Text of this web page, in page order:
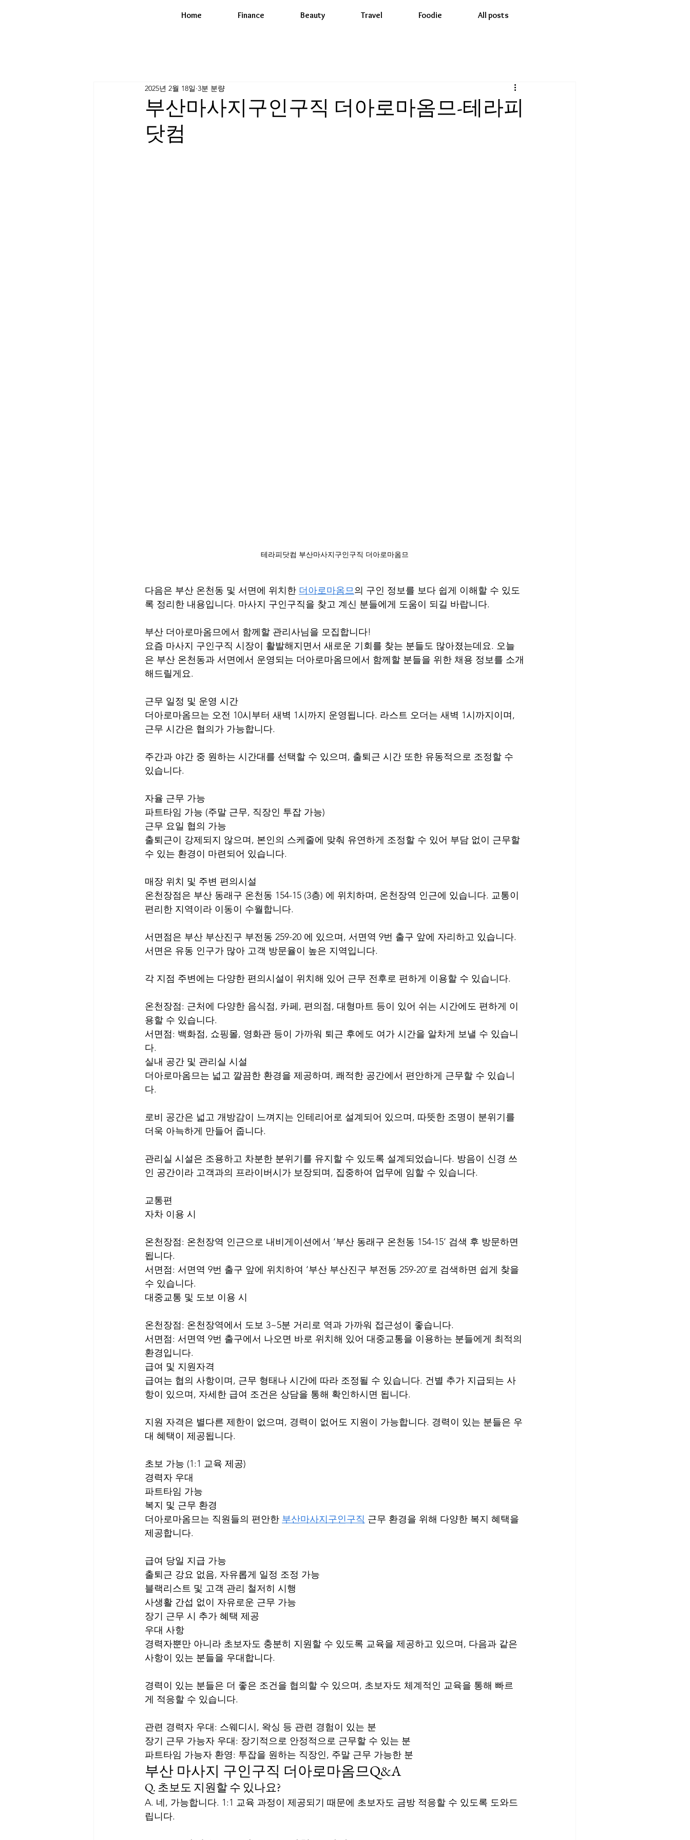
Home Finance Beauty Travel Foodie All posts
부산마사지구인구직 더아로마옴므-테라피
닷컴
2025년 2월 18일 3분 분량
테라피닷컴 부산마사지구인구직 더아로마옴므
다음은 부산 온천동 및 서면에 위치한 더아로마옴므의 구인 정보를 보다 쉽게 이해할 수 있도
록 정리한 내용입니다. 마사지 구인구직을 찾고 계신 분들에게 도움이 되길 바랍니다.
부산 더아로마옴므에서 함께할 관리사님을 모집합니다!
요즘 마사지 구인구직 시장이 활발해지면서 새로운 기회를 찾는 분들도 많아졌는데요. 오늘
은 부산 온천동과 서면에서 운영되는 더아로마옴므에서 함께할 분들을 위한 채용 정보를 소개
해드릴게요.
근무 일정 및 운영 시간
더아로마옴므는 오전 10시부터 새벽 1시까지 운영됩니다. 라스트 오더는 새벽 1시까지이며,
근무 시간은 협의가 가능합니다.
주간과 야간 중 원하는 시간대를 선택할 수 있으며, 출퇴근 시간 또한 유동적으로 조정할 수
있습니다.
자율 근무 가능
파트타임 가능 (주말 근무, 직장인 투잡 가능)
근무 요일 협의 가능
출퇴근이 강제되지 않으며, 본인의 스케줄에 맞춰 유연하게 조정할 수 있어 부담 없이 근무할
수 있는 환경이 마련되어 있습니다.
매장 위치 및 주변 편의시설
온천장점은 부산 동래구 온천동 154-15 (3층) 에 위치하며, 온천장역 인근에 있습니다. 교통이
편리한 지역이라 이동이 수월합니다.
서면점은 부산 부산진구 부전동 259-20 에 있으며, 서면역 9번 출구 앞에 자리하고 있습니다.
서면은 유동 인구가 많아 고객 방문율이 높은 지역입니다.
각 지점 주변에는 다양한 편의시설이 위치해 있어 근무 전후로 편하게 이용할 수 있습니다.
온천장점: 근처에 다양한 음식점, 카페, 편의점, 대형마트 등이 있어 쉬는 시간에도 편하게 이
용할 수 있습니다.
서면점: 백화점, 쇼핑몰, 영화관 등이 가까워 퇴근 후에도 여가 시간을 알차게 보낼 수 있습니
다.
실내 공간 및 관리실 시설
더아로마옴므는 넓고 깔끔한 환경을 제공하며, 쾌적한 공간에서 편안하게 근무할 수 있습니
다.
로비 공간은 넓고 개방감이 느껴지는 인테리어로 설계되어 있으며, 따뜻한 조명이 분위기를
더욱 아늑하게 만들어 줍니다.
관리실 시설은 조용하고 차분한 분위기를 유지할 수 있도록 설계되었습니다. 방음이 신경 쓰
인 공간이라 고객과의 프라이버시가 보장되며, 집중하여 업무에 임할 수 있습니다.
교통편
자차 이용 시
온천장점: 온천장역 인근으로 내비게이션에서 ‘부산 동래구 온천동 154-15’ 검색 후 방문하면
됩니다.
서면점: 서면역 9번 출구 앞에 위치하여 ‘부산 부산진구 부전동 259-20’로 검색하면 쉽게 찾을
수 있습니다.
대중교통 및 도보 이용 시
온천장점: 온천장역에서 도보 3~5분 거리로 역과 가까워 접근성이 좋습니다.
서면점: 서면역 9번 출구에서 나오면 바로 위치해 있어 대중교통을 이용하는 분들에게 최적의
환경입니다.
급여 및 지원자격
급여는 협의 사항이며, 근무 형태나 시간에 따라 조정될 수 있습니다. 건별 추가 지급되는 사
항이 있으며, 자세한 급여 조건은 상담을 통해 확인하시면 됩니다.
지원 자격은 별다른 제한이 없으며, 경력이 없어도 지원이 가능합니다. 경력이 있는 분들은 우
대 혜택이 제공됩니다.
초보 가능 (1:1 교육 제공)
경력자 우대
파트타임 가능
복지 및 근무 환경
더아로마옴므는 직원들의 편안한 부산마사지구인구직 근무 환경을 위해 다양한 복지 혜택을
제공합니다.
급여 당일 지급 가능
출퇴근 강요 없음, 자유롭게 일정 조정 가능
블랙리스트 및 고객 관리 철저히 시행
사생활 간섭 없이 자유로운 근무 가능
장기 근무 시 추가 혜택 제공
우대 사항
경력자뿐만 아니라 초보자도 충분히 지원할 수 있도록 교육을 제공하고 있으며, 다음과 같은
사항이 있는 분들을 우대합니다.
경력이 있는 분들은 더 좋은 조건을 협의할 수 있으며, 초보자도 체계적인 교육을 통해 빠르
게 적응할 수 있습니다.
관련 경력자 우대: 스웨디시, 왁싱 등 관련 경험이 있는 분
장기 근무 가능자 우대: 장기적으로 안정적으로 근무할 수 있는 분
파트타임 가능자 환영: 투잡을 원하는 직장인, 주말 근무 가능한 분
부산 마사지 구인구직 더아로마옴므Q&A
Q. 초보도 지원할 수 있나요?
A. 네, 가능합니다. 1:1 교육 과정이 제공되기 때문에 초보자도 금방 적응할 수 있도록 도와드
립니다.